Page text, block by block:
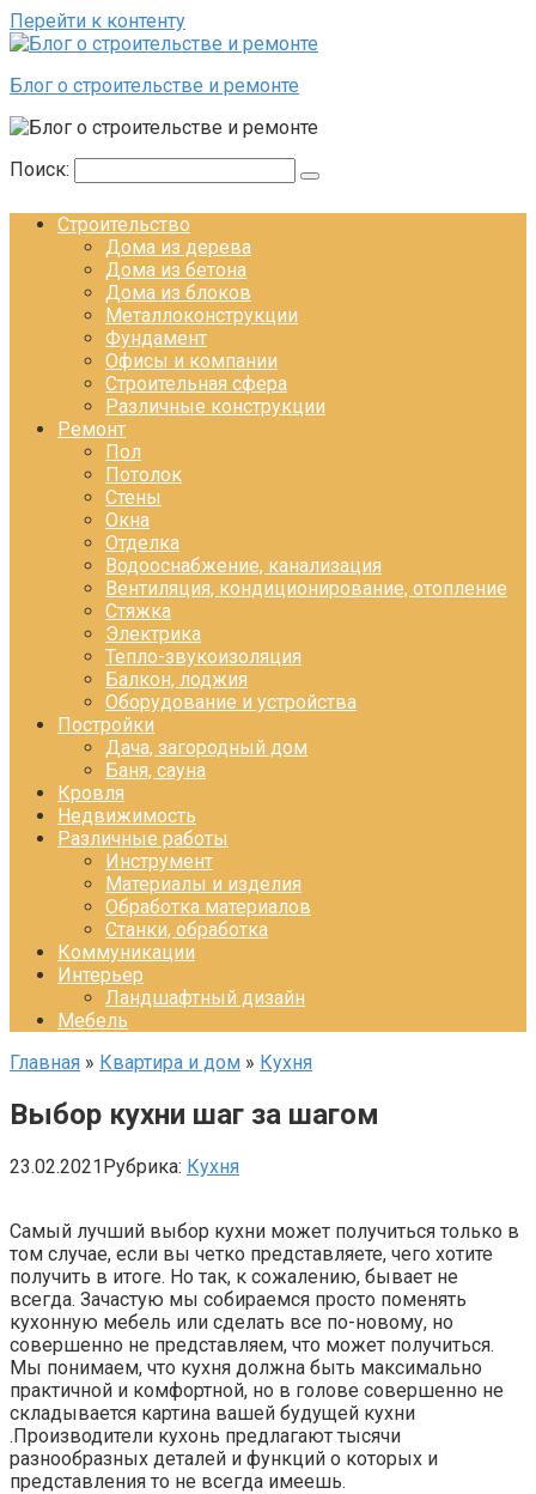
Перейти к контенту
Блог о строительстве и ремонте
Поиск:
Строительство
Дома из дерева
Дома из бетона
Дома из блоков
Металлоконструкции
Фундамент
Офисы и компании
Строительная сфера
Различные конструкции
Ремонт
Пол
Потолок
Стены
Окна
Отделка
Водооснабжение, канализация
Вентиляция, кондиционирование, отопление
Стяжка
Электрика
Тепло-звукоизоляция
Балкон, лоджия
Оборудование и устройства
Постройки
Дача, загородный дом
Баня, сауна
Кровля
Недвижимость
Различные работы
Инструмент
Материалы и изделия
Обработка материалов
Станки, обработка
Коммуникации
Интерьер
Ландшафтный дизайн
Мебель
Главная » Квартира и дом » Кухня
Выбор кухни шаг за шагом
23.02.2021Рубрика: Кухня
Самый лучший выбор кухни может получиться только в
том случае, если вы четко представляете, чего хотите
получить в итоге. Но так, к сожалению, бывает не
всегда. Зачастую мы собираемся просто поменять
кухонную мебель или сделать все по-новому, но
совершенно не представляем, что может получиться.
Мы понимаем, что кухня должна быть максимально
практичной и комфортной, но в голове совершенно не
складывается картина вашей будущей кухни
.Производители кухонь предлагают тысячи
разнообразных деталей и функций о которых и
представления то не всегда имеешь.